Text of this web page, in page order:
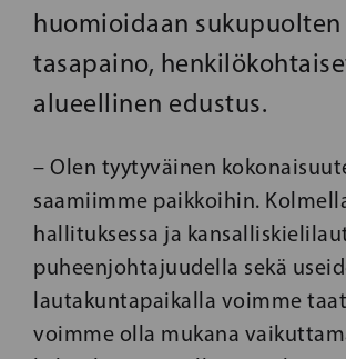
huomioidaan
tasapaino,
alueellinen edustus.
– Olen tyytyväinen
saamiimme paikkoihin.
hallituksessa ja
puheenjohtajuudella sekä
lautakuntapaikalla voimme
voimme olla mukana